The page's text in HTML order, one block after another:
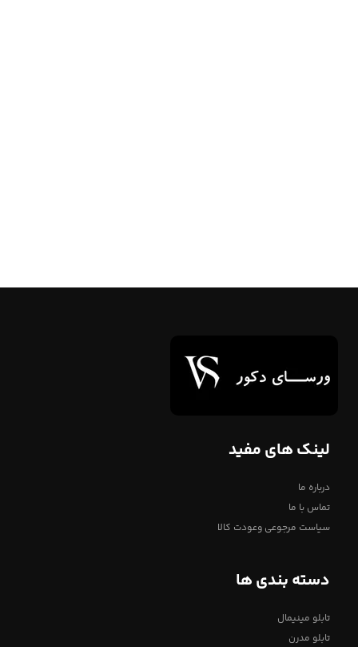
لینک های مفید
درباره ما
تماس با ما
سیاست مرجوعی وعودت کالا
دسته بندی ها
تابلو مینیمال
تابلو مدرن